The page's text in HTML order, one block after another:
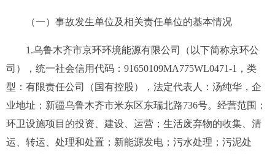
（一）事故发生单位及相关责任单位的基本情况
1.乌鲁木齐市京环环境能源有限公司
（以下简称京环公
司）
，统一社会信用代码：91650109MA775WL0471-1 ， 类
型：有限责任公司（国有控股）， 法定代表人： 汤纯华 ， 企
业地址 ： 新疆乌鲁木齐市米东区东瑞北路736号。 经营范围：
环卫设施项目的投资、建设、运营；生活废弃物的收集、清
运、转运、处理和处置；新能源发电；污水处理；污泥处